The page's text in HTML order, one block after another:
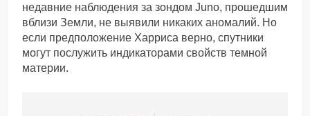
недавние наблюдения за зондом Juno, прошедшим
вблизи Земли, не выявили никаких аномалий. Но
если предположение Харриса верно, спутники
могут послужить индикаторами свойств темной
материи.